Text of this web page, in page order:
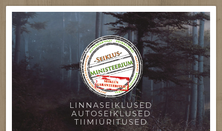
LINNASEIKLUSED
AUTOSEIKLUSED
TIIMIÜRITUSED